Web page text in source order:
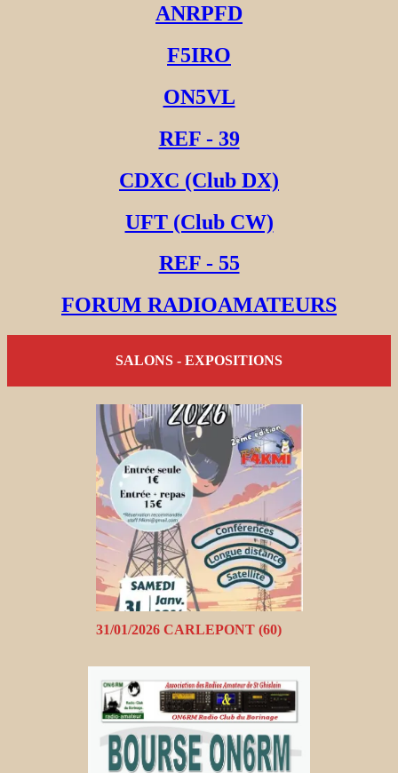
ANRPFD
F5IRO
ON5VL
REF - 39
CDXC (Club DX)
UFT (Club CW)
REF - 55
FORUM RADIOAMATEURS
SALONS - EXPOSITIONS
31/01/2026 CARLEPONT (60)